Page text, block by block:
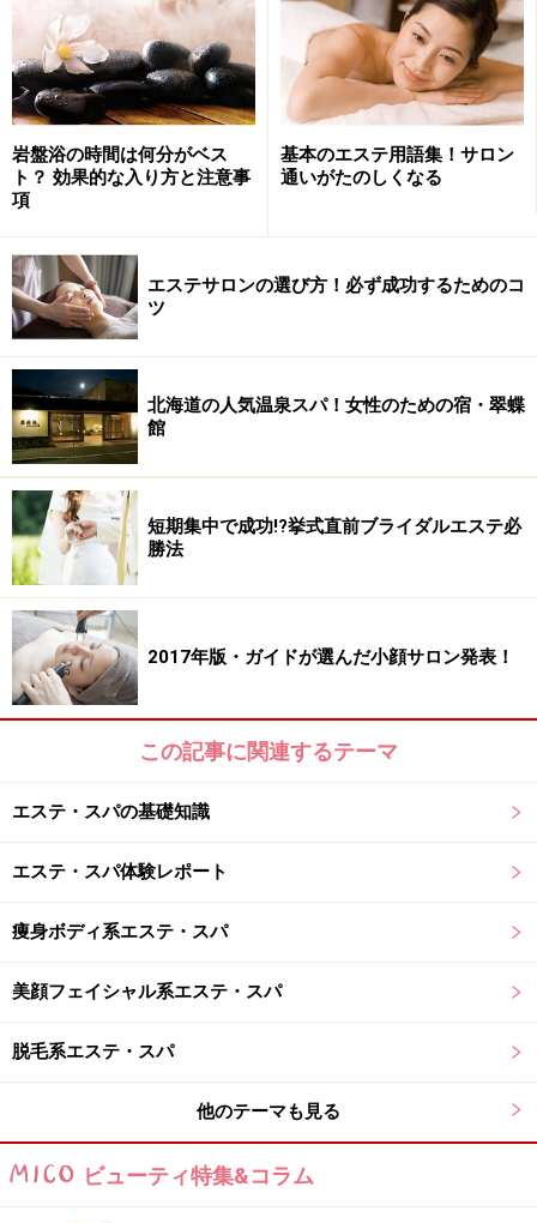
1階はマキア―ジュ、インテグレート、マジョリカマジョ
ルカなど等、資生堂グループの約60ブランド2000アイテ
ムもの化粧品が楽しめるセルフ形式のテイスティング＆
タッチパネル式のディスプレイを操作して自分のニーズ
にぴったり合った化粧品を探す検索システムや、鏡に映
った自分の顔に選んだメイク製品の色をのせられる
「MIRAI MIRROＲ」など、楽しいサービスについつい時
間が経つことを忘れてしまいそうになります。またザ・
ギンザオリジナルアイテムや小物も充実、この時期のプ
レゼント探しにもぴったりです。
２階は様々な匠の技が
満喫できるスペシャルエリア
美しいディスプレイに思わず期待が高まります
階段かエレベーターを使って２階に上がると、フロア中
けられる「美肌ラウンジ」があります。着席スタイルで
ゆったりと、自分だけの美容プランをプロに無料で提案
インテリアの異なる小部屋が10室もありました！
（30分840円）」が。プライベート感たっぷりのパウダ
ールームをひとり占め、自由に最新化粧品をを楽しむこ
岩盤浴の時間は何分がベス
ト？ 効果的な入り方と注意事
項
基本のエステ用語集！サロン
通いがたのしくなる
エステサロンの選び方！必ず成功するためのコ
ツ
北海道の人気温泉スパ！女性のための宿・翠蝶
館
短期集中で成功!?挙式直前ブライダルエステ必
勝法
2017年版・ガイドが選んだ小顔サロン発表！
この記事に関連するテーマ
エステ・スパの基礎知識
エステ・スパ体験レポート
痩身ボディ系エステ・スパ
美顔フェイシャル系エステ・スパ
脱毛系エステ・スパ
他のテーマも見る
ビューティ特集&コラム